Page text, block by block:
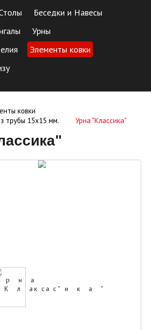
Беседки и Навесы
Урны
Элементы ковки
ковки
трубы 15х15 мм.
Урна "Классика"